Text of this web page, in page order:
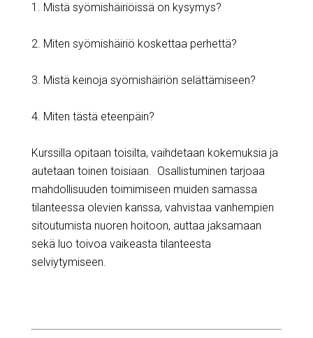
1. Mistä syömishäiriöissä on kysymys?
2. Miten syömishäiriö koskettaa perhettä?
3. Mistä keinoja syömishäiriön selättämiseen?
4. Miten tästä eteenpäin?
Kurssilla opitaan toisilta, vaihdetaan kokemuksia ja
autetaan toinen toisiaan. Osallistuminen tarjoaa
mahdollisuuden toimimiseen muiden samassa
tilanteessa olevien kanssa, vahvistaa vanhempien
sitoutumista nuoren hoitoon, auttaa jaksamaan
sekä luo toivoa vaikeasta tilanteesta
selviytymiseen.